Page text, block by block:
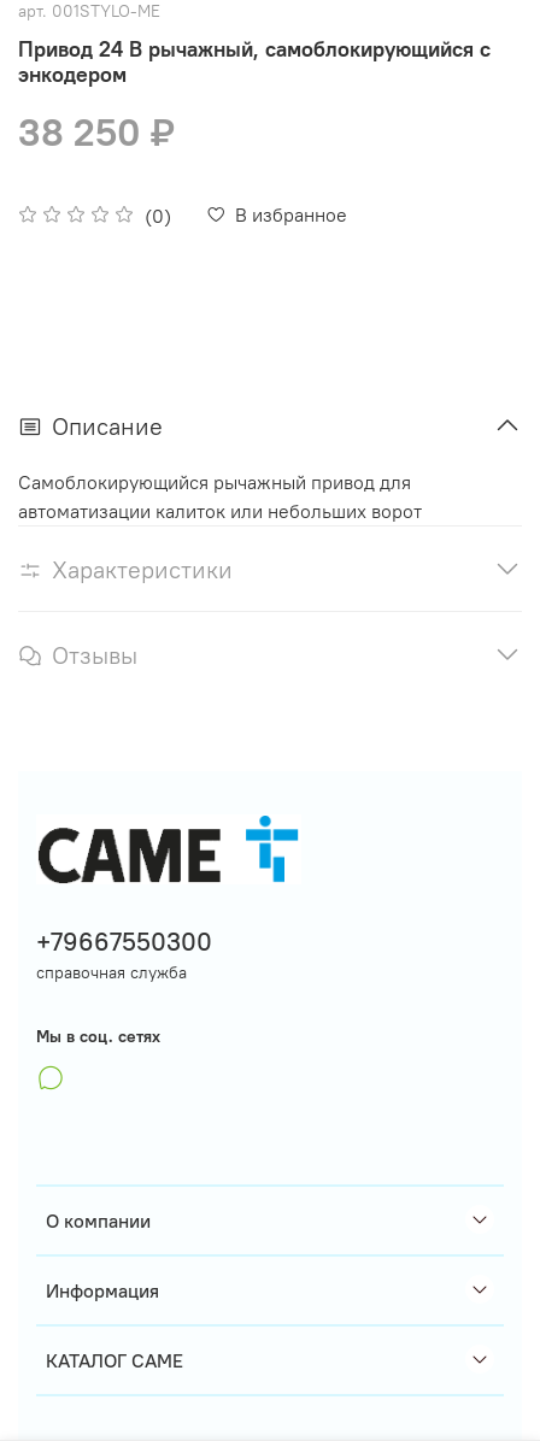
арт. 001STYLO-ME
Привод 24 В рычажный, самоблокирующийся с
энкодером
(0) В избранное
38 250 ₽
Описание
Самоблокирующийся рычажный привод для
автоматизации калиток или небольших ворот
Характеристики
Отзывы
О компании
Информация
КАТАЛОГ CAME
+79667550300
справочная служба
Мы в соц. сетях